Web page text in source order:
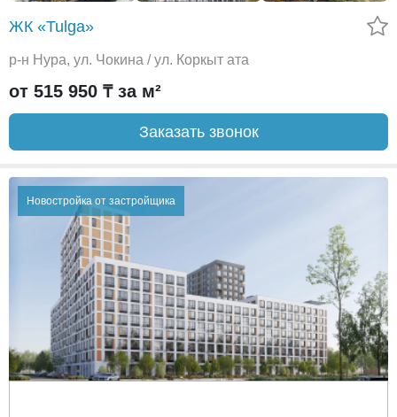
ЖК «Tulga»
р-н Нура, ул. Чокина / ул. Коркыт ата
от 515 950 ₸ за м²
Заказать звонок
Новостройка от застройщика